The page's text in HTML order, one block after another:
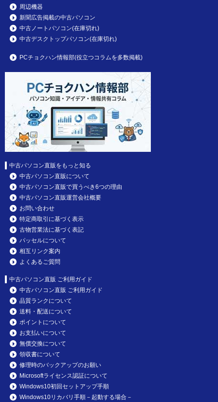
周辺機器
新聞広告掲載の中古パソコン
中古ノートパソコン(在庫切れ)
中古デスクトップパソコン(在庫切れ)
PCチョクハン情報部(役立つコラムを多数掲載)
中古パソコン直販をもっと知る
中古パソコン直販について
中古パソコン直販で買うべき6つの理由
中古パソコン直販運営会社概要
お問い合わせ
特定商取引に基づく表示
古物営業法に基づく表記
パッセルについて
相互リンク案内
よくあるご質問
中古パソコン直販 ご利用ガイド
中古パソコン直販 ご利用ガイド
品質ランクについて
送料・配送について
ポイントについて
お支払いについて
無償交換について
領収書について
修理時のバックアップのお願い
Microsoftライセンス認証について
Windows10初回セットアップ手順
Windows10リカバリ手順－起動する場合－